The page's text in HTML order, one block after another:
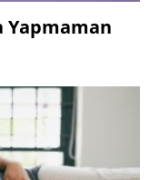
Yapmaman